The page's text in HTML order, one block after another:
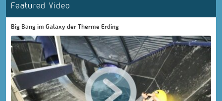
Featured Video
Big Bang im Galaxy der Therme Erding